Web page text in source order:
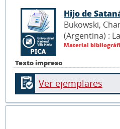
Texto impreso
Hijo de
Bukowski,
(Argentina) :
Material
Ver ejemplares